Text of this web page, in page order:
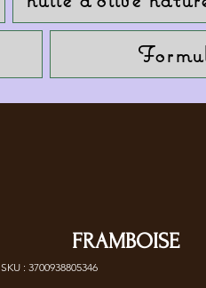
FRAMBOISE
SKU : 3700938805346